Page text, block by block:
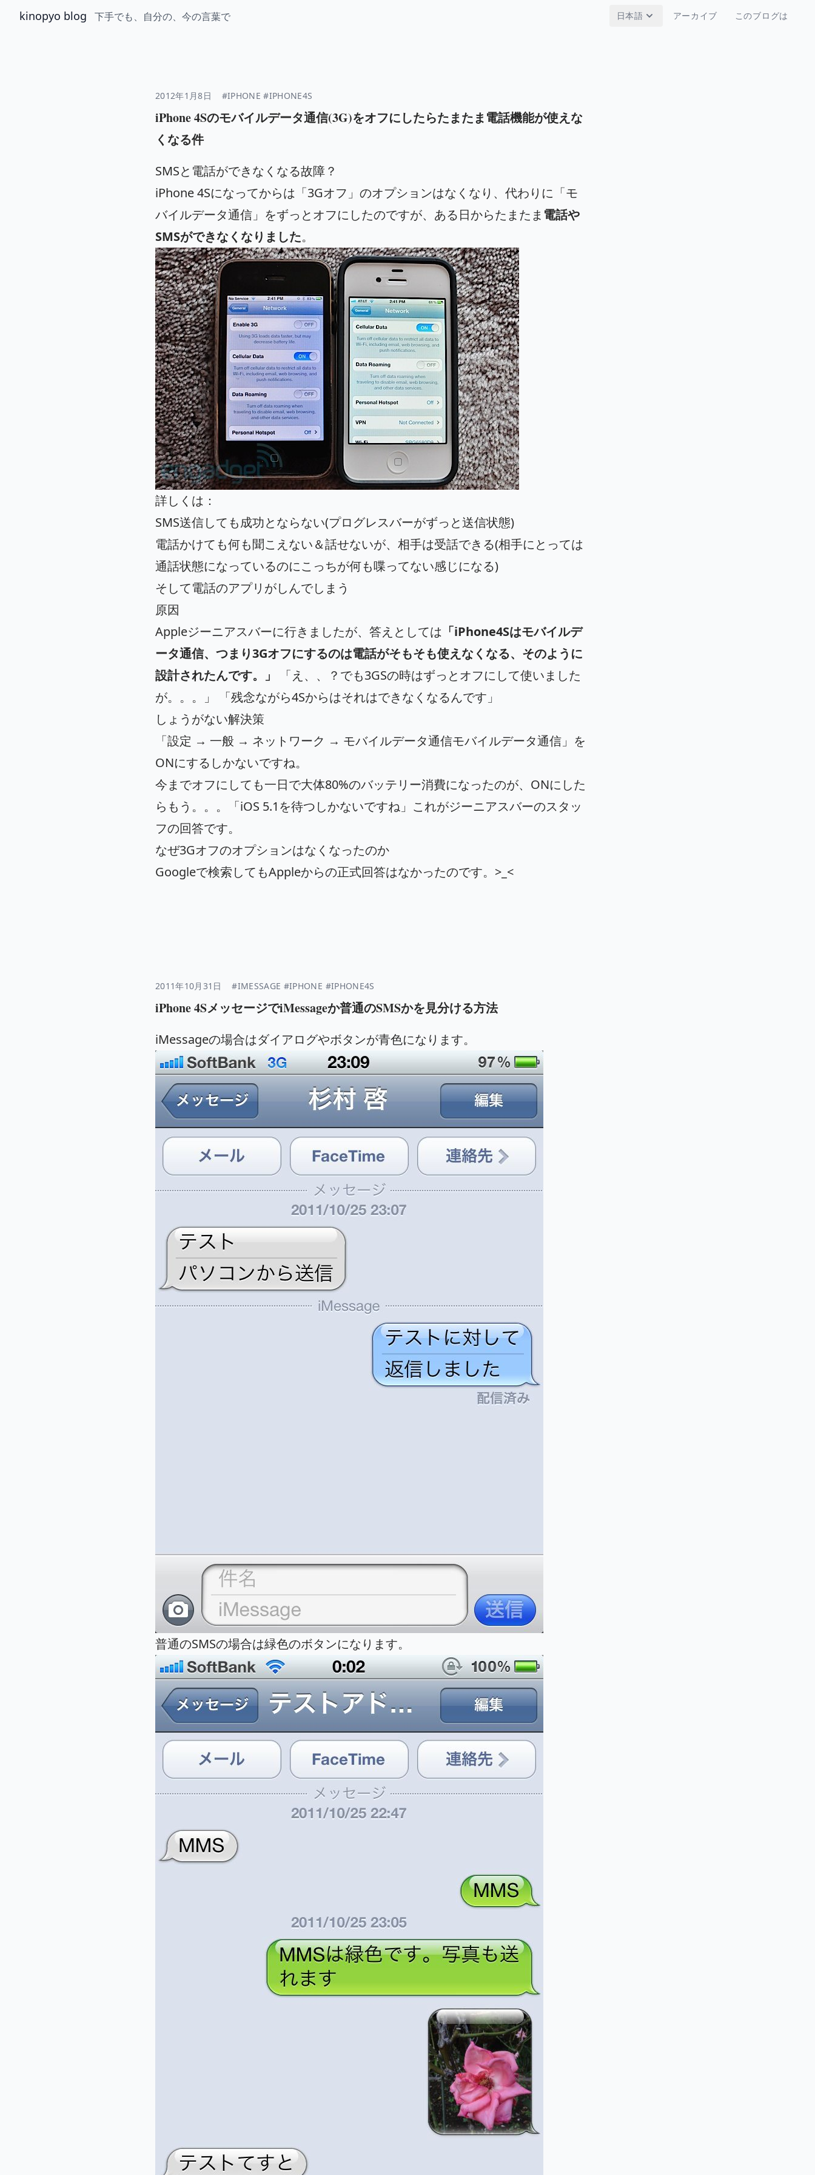
kinopyo blog 下手でも、自分の、今の言葉で 日本語 アーカイブ このブログは
2012年1月8日 #IPHONE #IPHONE4S
iPhone 4Sのモバイルデータ通信(3G)をオフにしたらたまたま電話機能が使えな
くなる件
SMSと電話ができなくなる故障？
iPhone 4Sになってからは「3Gオフ」のオプションはなくなり、代わりに「モ
バイルデータ通信」をずっとオフにしたのですが、ある日からたまたま 電話や
SMSができなくなりました。
詳しくは：
SMS送信しても成功とならない(プログレスバーがずっと送信状態)
電話かけても何も聞こえない＆話せないが、相手は受話できる(相手にとっては
通話状態になっているのにこっちが何も喋ってない感じになる)
そして電話のアプリがしんでしまう
原因
Appleジーニアスバーに行きましたが、答えとしては 「iPhone4Sはモバイルデ
ータ通信、つまり3Gオフにするのは電話がそもそも使えなくなる、そのように
設計されたんです。」
「え、、？でも3GSの時はずっとオフにして使いました
が。。。」 「残念ながら4Sからはそれはできなくなるんです」
しょうがない解決策
「設定 → 一般 → ネットワーク → モバイルデータ通信モバイルデータ通信」を
ONにするしかないですね。
今までオフにしても一日で大体80%のバッテリー消費になったのが、ONにした
らもう。。。「iOS 5.1を待つしかないですね」これがジーニアスバーのスタッ
フの回答です。
なぜ3Gオフのオプションはなくなったのか
Googleで検索してもAppleからの正式回答はなかったのです。>_<
2011年10月31日 #IMESSAGE #IPHONE #IPHONE4S
iPhone 4SメッセージでiMessageか普通のSMSかを見分ける方法
iMessageの場合はダイアログやボタンが青色になります。
普通のSMSの場合は緑色のボタンになります。